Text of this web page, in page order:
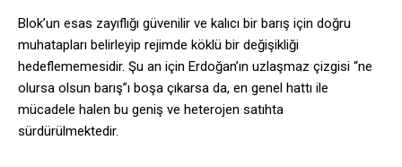
Blok’un esas zayıflığı güvenilir ve kalıcı bir barış için doğru
muhatapları belirleyip rejimde köklü bir değişikliği
hedeflememesidir. Şu an için Erdoğan’ın uzlaşmaz çizgisi “ne
olursa olsun barış”ı boşa çıkarsa da, en genel hattı ile
mücadele halen bu geniş ve heterojen satıhta
sürdürülmektedir.